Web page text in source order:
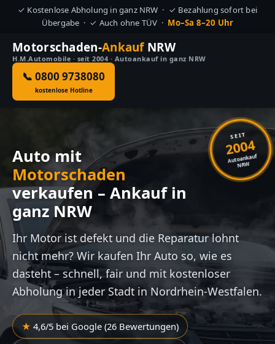
✓ Kostenlose Abholung in ganz NRW · ✓ Bezahlung sofort bei
Übergabe · ✓ Auch ohne TÜV · Mo–Sa 8–20 Uhr
Motorschaden-AnkaufNRW
H.M.Automobile · seit 2004 · Autoankauf in ganz NRW
📞 0800 9738080
kostenlose Hotline
SEIT
2004
Autoankauf
NRW
Auto mit
Motorschaden
verkaufen – Ankauf in
ganz NRW
Ihr Motor ist defekt und die Reparatur lohnt
nicht mehr? Wir kaufen Ihr Auto so, wie es
dasteht – schnell, fair und mit kostenloser
Abholung in jeder Stadt in Nordrhein-Westfalen.
4,6/5 bei Google (26 Bewertungen)